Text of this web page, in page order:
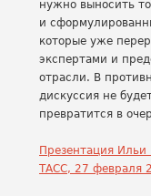
нужно выносить
и
которые уже
экспертами и
отрасли. В
дискуссия не
превратится в
Презентация Ильи
ТАСС, 27 февраля